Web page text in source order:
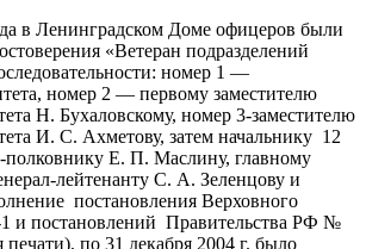
в Ленинградском Доме офицеров были
«Ветеран подразделений
номер 1 —
номер 2 — первому заместителю
Н. Бухаловскому, номер 3-заместителю
И. С. Ахметову, затем начальнику 12
Е. П. Маслину, главному
лейтенанту С. А. Зеленцову и
постановления Верховного
и постановлений Правительства РФ №
по 31 декабря 2004 г. было